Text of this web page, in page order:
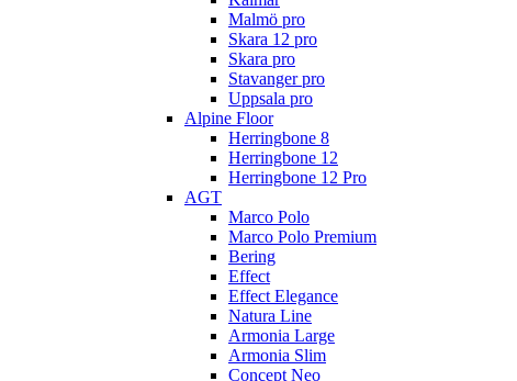
Malmö pro
Skara 12 pro
Skara pro
Stavanger pro
Uppsala pro
Alpine Floor
Herringbone 8
Herringbone 12
Herringbone 12 Pro
AGT
Marco Polo
Marco Polo Premium
Bering
Effect
Effect Elegance
Natura Line
Armonia Large
Armonia Slim
Concept Neo